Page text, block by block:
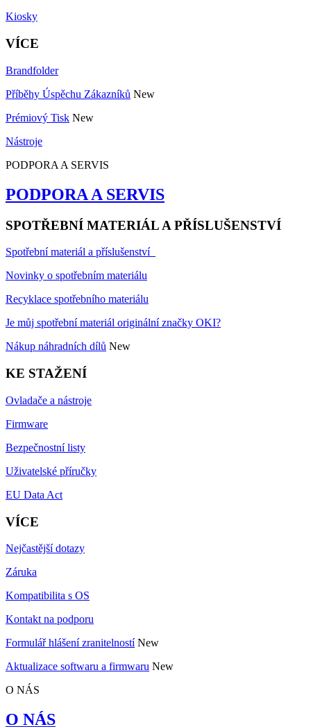
Kiosky
VÍCE
Brandfolder
Příběhy Úspěchu Zákazníků New
Prémiový Tisk New
Nástroje
PODPORA A SERVIS
PODPORA A SERVIS
SPOTŘEBNÍ MATERIÁL A PŘÍSLUŠENSTVÍ
Spotřební materiál a příslušenství
Novinky o spotřebním materiálu
Recyklace spotřebního materiálu
Je můj spotřební materiál originální značky OKI?
Nákup náhradních dílů New
KE STAŽENÍ
Ovladače a nástroje
Firmware
Bezpečnostní listy
Uživatelské příručky
EU Data Act
VÍCE
Nejčastější dotazy
Záruka
Kompatibilita s OS
Kontakt na podporu
Formulář hlášení zranitelností New
Aktualizace softwaru a firmwaru New
O NÁS
O NÁS